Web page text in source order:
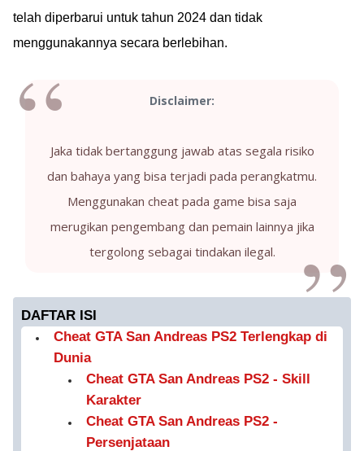
telah diperbarui untuk tahun 2024 dan tidak
menggunakannya secara berlebihan.
Disclaimer:
Jaka tidak bertanggung jawab atas segala risiko
dan bahaya yang bisa terjadi pada perangkatmu.
Menggunakan cheat pada game bisa saja
merugikan pengembang dan pemain lainnya jika
tergolong sebagai tindakan ilegal.
DAFTAR ISI
Cheat GTA San Andreas PS2 Terlengkap di
Dunia
Cheat GTA San Andreas PS2 - Skill
Karakter
Cheat GTA San Andreas PS2 -
Persenjataan